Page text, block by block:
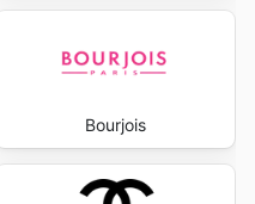
Bourjois